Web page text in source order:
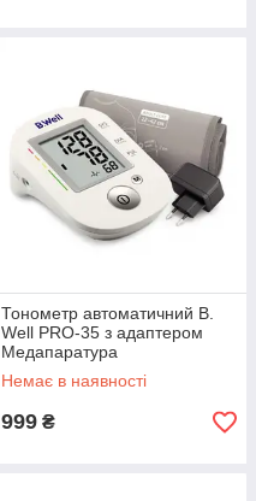
Тонометр автоматичний B.
Well PRO-35 з адаптером
Медапаратура
Немає в наявності
999 ₴